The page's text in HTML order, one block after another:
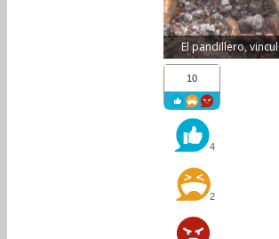
El pandillero,
10
4
2